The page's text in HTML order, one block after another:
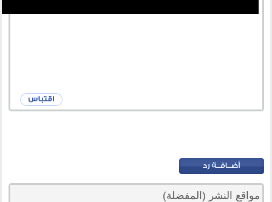
مواقع النشر (المفضلة)